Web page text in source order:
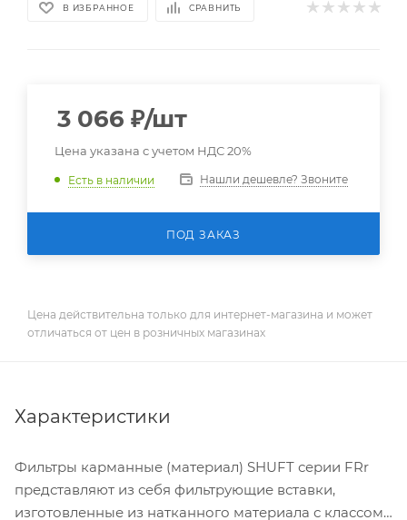
В ИЗБРАННОЕ СРАВНИТЬ
3 066 ₽/шт
Цена указана с учетом НДС 20%
Есть в наличии Нашли дешевле? Звоните
ПОД ЗАКАЗ
Цена действительна только для интернет-магазина и может
отличаться от цен в розничных магазинах
Характеристики
Фильтры карманные (материал) SHUFT серии FRr
представляют из себя фильтрующие вставки,
изготовленные из натканного материала с классом